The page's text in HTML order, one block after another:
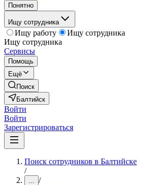
Понятно
Ищу сотрудника
Ищу работу
Ищу сотрудника
Ищу сотрудника
Сервисы
Помощь
Ещё
Поиск
Балтийск
Войти
Войти
Зарегистрироваться
Поиск сотрудников в Балтийске
/
... /